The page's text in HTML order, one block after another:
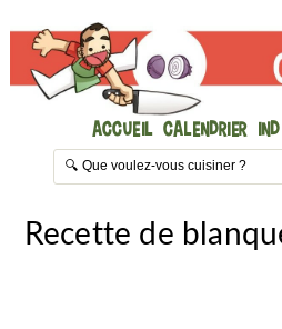
Accueil Calendrier
Recette de